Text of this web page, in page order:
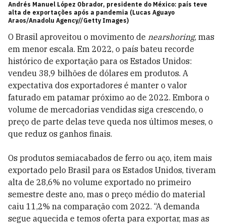
Andrés Manuel López Obrador, presidente do México: país teve
alta de exportações após a pandemia (Lucas Aguayo
Araos/Anadolu Agency//Getty Images)
O Brasil aproveitou o movimento de nearshoring, mas
em menor escala. Em 2022, o país bateu recorde
histórico de exportação para os Estados Unidos:
vendeu 38,9 bilhões de dólares em produtos. A
expectativa dos exportadores é manter o valor
faturado em patamar próximo ao de 2022. Embora o
volume de mercadorias vendidas siga crescendo, o
preço de parte delas teve queda nos últimos meses, o
que reduz os ganhos finais.
Os produtos semiacabados de ferro ou aço, item mais
exportado pelo Brasil para os Estados Unidos, tiveram
alta de 28,6% no volume exportado no primeiro
semestre deste ano, mas o preço médio do material
caiu 11,2% na comparação com 2022. “A demanda
segue aquecida e temos oferta para exportar, mas as